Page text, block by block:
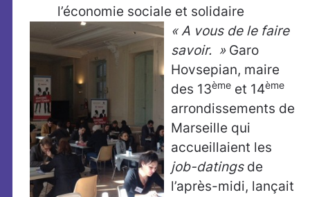
l’économie sociale et solidaire
« A vous de le faire
savoir. » Garo
Hovsepian, maire
des 13ème et 14ème
arrondissements de
Marseille qui
accueillaient les
job-datings de
l’après-midi, lançait